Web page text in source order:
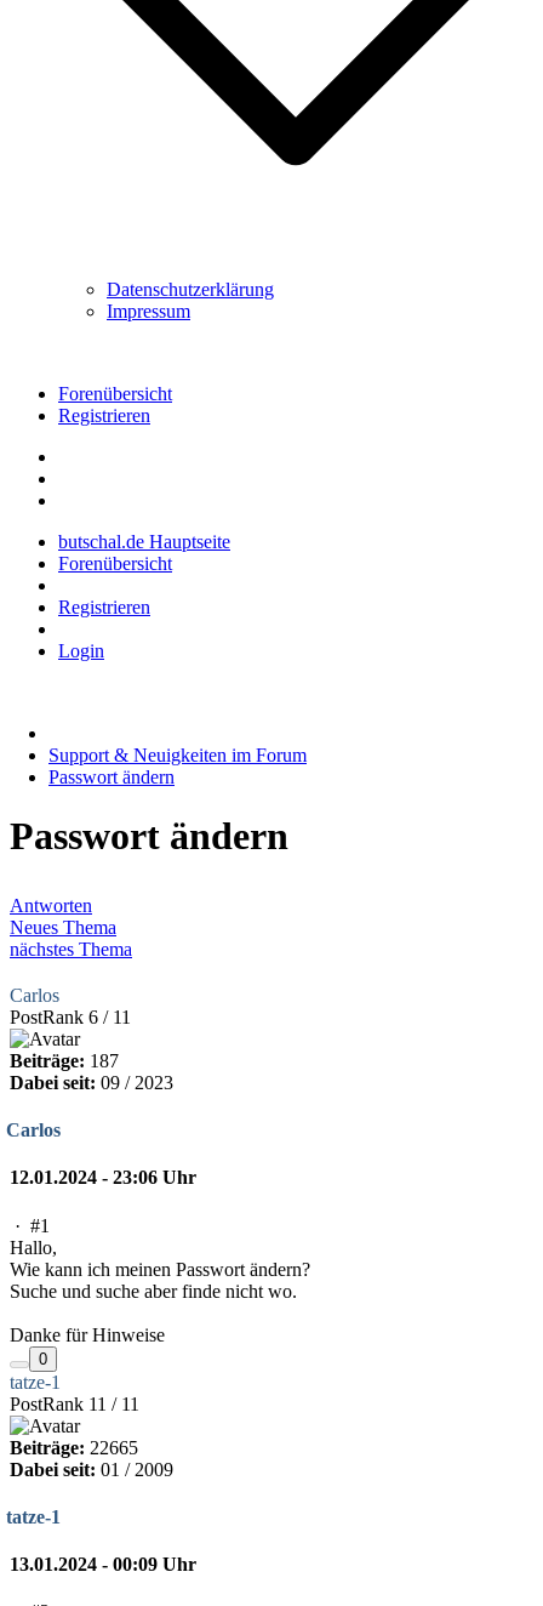
Datenschutzerklärung
Impressum
Forenübersicht
Registrieren
butschal.de Hauptseite
Forenübersicht
Registrieren
Login
Support & Neuigkeiten im Forum
Passwort ändern
Passwort ändern
Antworten
Neues Thema
nächstes Thema
Carlos
PostRank 6 / 11
Beiträge: 187
Dabei seit: 09 / 2023
Carlos
12.01.2024 - 23:06 Uhr
· #1
Hallo,
Wie kann ich meinen Passwort ändern?
Suche und suche aber finde nicht wo.
Danke für Hinweise
0
tatze-1
PostRank 11 / 11
Beiträge: 22665
Dabei seit: 01 / 2009
tatze-1
13.01.2024 - 00:09 Uhr